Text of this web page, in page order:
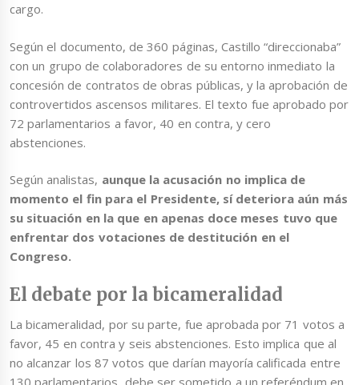
cargo.
Según el documento, de 360 páginas, Castillo “direccionaba”
con un grupo de colaboradores de su entorno inmediato la
concesión de contratos de obras públicas, y la aprobación de
controvertidos ascensos militares. El texto fue aprobado por
72 parlamentarios a favor, 40 en contra, y cero
abstenciones.
Según analistas, aunque la acusación no implica de
momento el fin para el Presidente, sí deteriora aún más
su situación en la que en apenas doce meses tuvo que
enfrentar dos votaciones de destitución en el
Congreso.
El debate por la bicameralidad
La bicameralidad, por su parte, fue aprobada por 71 votos a
favor, 45 en contra y seis abstenciones. Esto implica que al
no alcanzar los 87 votos que darían mayoría calificada entre
130 parlamentarios, debe ser sometido a un referéndum en